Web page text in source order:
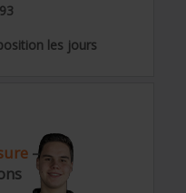
les jours
–